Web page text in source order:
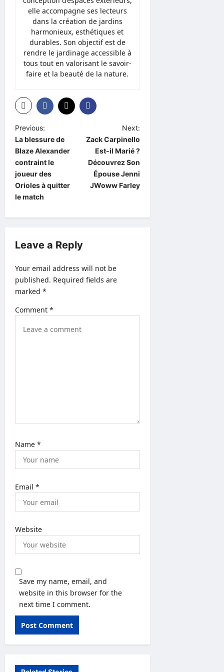
elle accompagne ses lecteurs
dans la création de jardins
harmonieux, esthétiques et
durables. Son objectif est de
rendre le jardinage accessible à
tous tout en valorisant le savoir-
faire et la beauté de la nature.
P
o
s
t
n
i
a
t
o
Previous:
La blessure de
Blaze Alexander
contraint le
joueur des
Orioles à quitter
le match
Next:
Zack Carpinello
Est-il Marié ?
Découvrez Son
Épouse Jenni
JWoww Farley
Leave a Reply
Your email address will not be
published. Required fields are
marked *
Comment *
Name *
Email *
Website
Save my name, email, and
website in this browser for the
next time I comment.